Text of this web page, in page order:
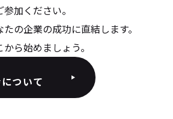
加ください。
の企業の成功に直結します。
ら始めましょう。
ついて